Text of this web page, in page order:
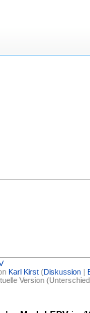
Karl Kirst (Diskussion|
Version